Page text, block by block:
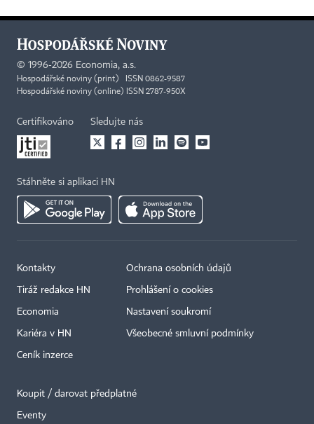
© 1996-2026 Economia, a.s.
Hospodářské noviny (print) ISSN 0862-9587
Hospodářské noviny (online) ISSN 2787-950X
Certifikováno Sledujte nás
Stáhněte si aplikaci HN
Kontakty
Tiráž redakce HN
Economia
Kariéra v HN
Ceník inzerce
Ochrana osobních údajů
Prohlášení o cookies
Nastavení soukromí
Všeobecné smluvní podmínky
Koupit / darovat předplatné
Eventy